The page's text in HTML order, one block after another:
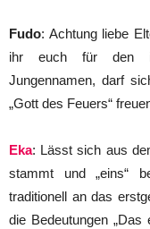
Fudo: Achtung liebe
ihr euch für den
Jungennamen, darf
„Gott des Feuers“
Eka: Lässt sich aus
stammt und „eins“
traditionell an das
die Bedeutungen „Das